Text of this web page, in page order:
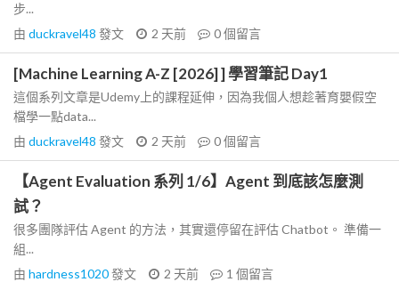
步...
由 duckravel48 發文 2 天前 0個留言
[Machine Learning A-Z [2026] ] 學習筆記 Day1
這個系列文章是Udemy上的課程延伸，因為我個人想趁著育嬰假空
檔學一點data...
由 duckravel48 發文 2 天前 0個留言
【Agent Evaluation 系列 1/6】Agent 到底該怎麼測
試？
很多團隊評估 Agent 的方法，其實還停留在評估 Chatbot。 準備一
組...
由 hardness1020發文 2 天前 1 個留言